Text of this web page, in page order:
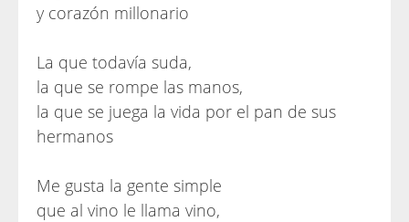
y corazón millonario
La que todavía suda,
la que se rompe las manos,
la que se juega la vida por el pan de sus
hermanos
Me gusta la gente simple
que al vino le llama vino,